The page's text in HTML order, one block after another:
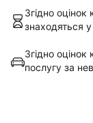
Згідно оцінок
знаходяться
Згідно
послугу за